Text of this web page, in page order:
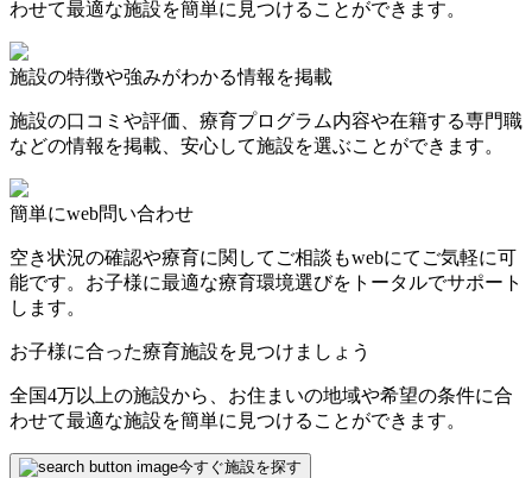
わせて最適な施設を簡単に見つけることができます。
施設の特徴や強みがわかる情報を掲載
施設の口コミや評価、療育プログラム内容や在籍する専門職
などの情報を掲載、安心して施設を選ぶことができます。
簡単にweb問い合わせ
空き状況の確認や療育に関してご相談もwebにてご気軽に可
能です。お子様に最適な療育環境選びをトータルでサポート
します。
お子様に合った療育施設を見つけましょう
全国4万以上の施設から、お住まいの地域や希望の条件に合
わせて最適な施設を簡単に見つけることができます。
今すぐ施設を探す